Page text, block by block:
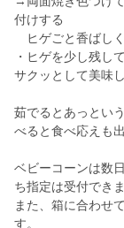
付けする
ヒゲごと香ばしく
・ヒゲを少し残し
サクッとして美味し
茹でるとあっとい
べると食べ応えも
ベビーコーンは数
ち指定は受付できま
また、箱に合わせ
す。